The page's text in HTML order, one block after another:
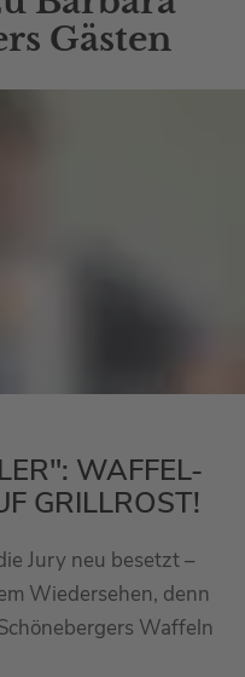
Gästen
WAFFEL-
GRILLROST!
Jury neu besetzt –
Wiedersehen, denn
Waffeln